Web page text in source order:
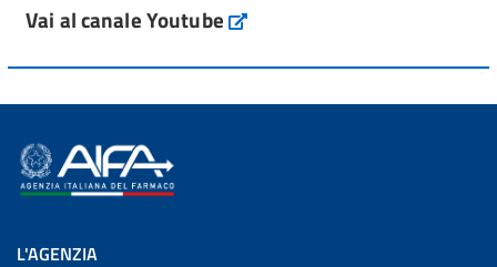
Vai al canale Youtube
L'AGENZIA